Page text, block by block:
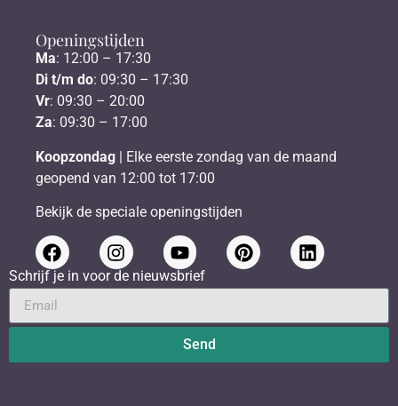
Openingstijden
Ma: 12:00 – 17:30
Di t/m do: 09:30 – 17:30
Vr: 09:30 – 20:00
Za: 09:30 – 17:00
Koopzondag | Elke eerste zondag van de maand
geopend van 12:00 tot 17:00
Bekijk de speciale openingstijden
Schrijf je in voor de nieuwsbrief
Send